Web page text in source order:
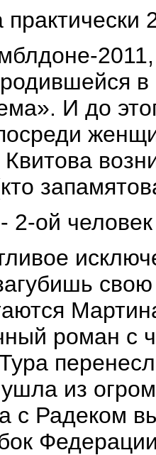
практически
И до
ой человек
роман
из
с Радеком